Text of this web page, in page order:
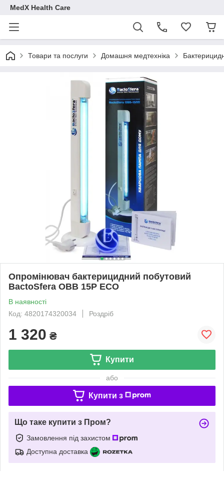
MedX Health Care
Товари та послуги Домашня медтехніка
Опромінювач бактерицидний побутовий
BactoSfera OBB 15P ECO
В наявності
Код: 4820174320034
Роздріб
1 320 ₴
Купити
або
Купити з
Що таке купити з Пром?
Замовлення під захистом
Доступна доставка